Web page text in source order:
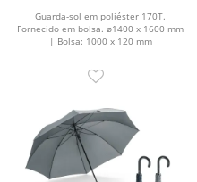
Guarda-sol em poliéster 170T.
Fornecido em bolsa. ø1400 x 1600 mm
| Bolsa: 1000 x 120 mm